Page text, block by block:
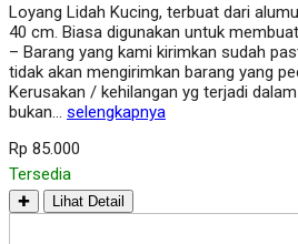
Loyang Lidah Kucing, terbuat dari
40 cm. Biasa digunakan untuk
– Barang yang kami kirimkan sudah
tidak akan mengirimkan barang yang
Kerusakan / kehilangan yg terjadi
bukan… selengkapnya
Rp 85.000
Tersedia
✚ Lihat Detail